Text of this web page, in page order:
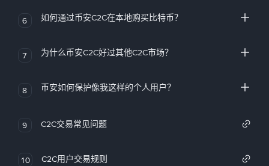
6 如何通过币安C2C在本地购买比特币？
7 为什么币安C2C好过其他C2C市场？
8 币安如何保护像我这样的个人用户？
9 C2C交易常见问题
10 C2C用户交易规则